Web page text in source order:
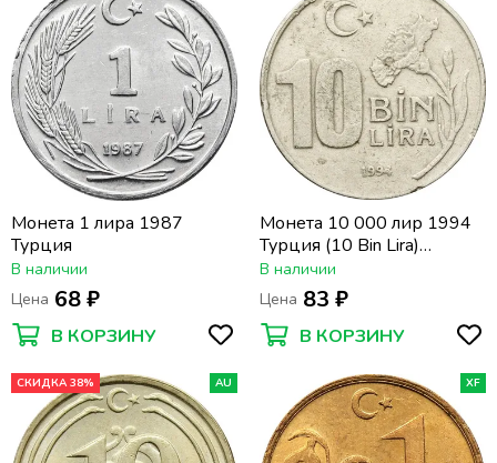
Монета 1 лира 1987
Турция
В наличии
Цена 68 ₽
В КОРЗИНУ
Монета 10 000 лир 1994
Турция (10 Bin Lira)
(Широкий гурт)
В наличии
Цена 83 ₽
В КОРЗИНУ
СКИДКА 38% AU XF